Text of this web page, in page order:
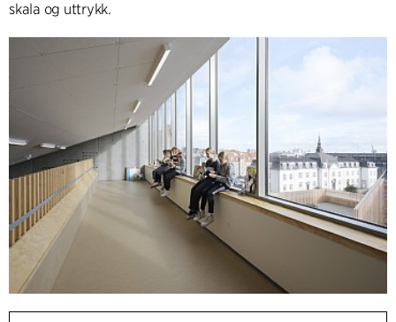
skala og uttrykk.